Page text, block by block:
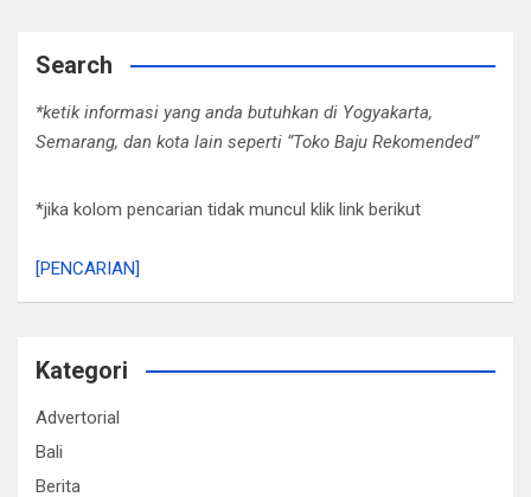
Search
*ketik informasi yang anda butuhkan di Yogyakarta,
Semarang, dan kota lain seperti “Toko Baju Rekomended”
*jika kolom pencarian tidak muncul klik link berikut
[PENCARIAN]
Kategori
Advertorial
Bali
Berita